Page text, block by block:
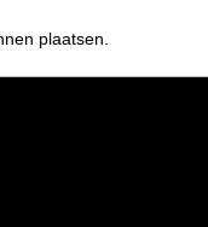
plaatsen.